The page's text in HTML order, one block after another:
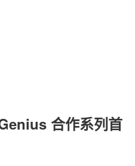
合作系列首